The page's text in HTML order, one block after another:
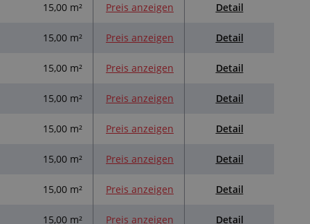
15,00 m² Preis anzeigen Detail
15,00 m² Preis anzeigen Detail
15,00 m² Preis anzeigen Detail
15,00 m² Preis anzeigen Detail
15,00 m² Preis anzeigen Detail
15,00 m² Preis anzeigen Detail
15,00 m² Preis anzeigen Detail
15,00 m² Preis anzeigen Detail